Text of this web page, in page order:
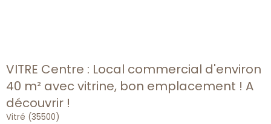
VITRE Centre : Local commercial d'environ
40 m² avec vitrine, bon emplacement ! A
découvrir !
Vitré (35500)